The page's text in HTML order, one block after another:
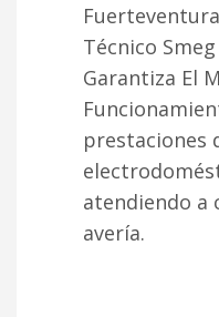
Técnico
Garantiza El
prestaciones
atendiendo a
avería.